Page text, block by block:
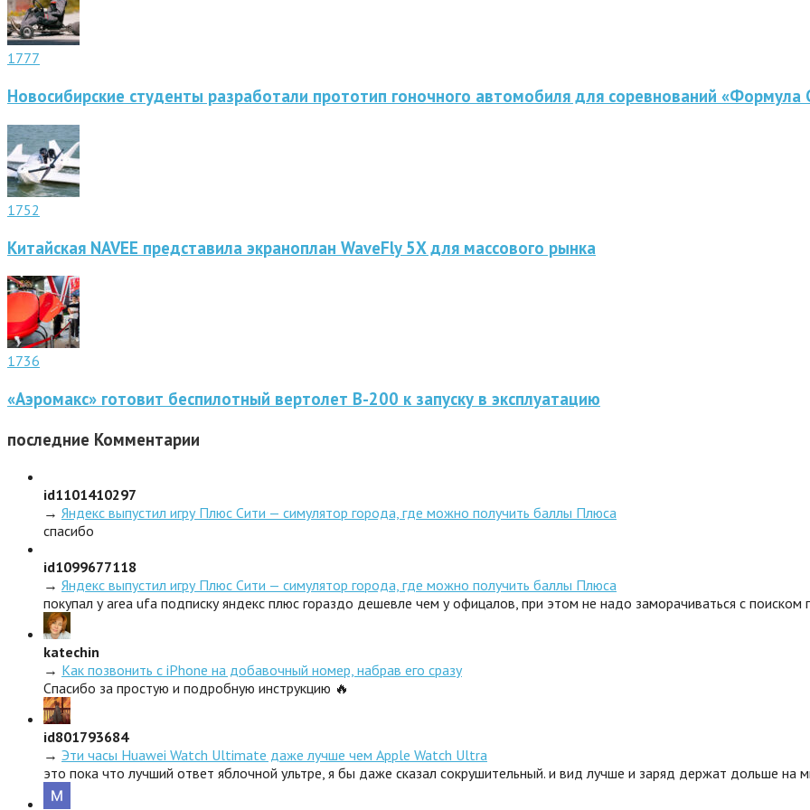
1777
Новосибирские студенты разработали прототип гоночного автомобиля для соревнований «Формула
1752
Китайская NAVEE представила экраноплан WaveFly 5X для массового рынка
1736
«Аэромакс» готовит беспилотный вертолет В-200 к запуску в эксплуатацию
последние Комментарии
id1101410297
→ Яндекс выпустил игру Плюс Сити — симулятор города, где можно получить баллы Плюса
спасибо
id1099677118
→ Яндекс выпустил игру Плюс Сити — симулятор города, где можно получить баллы Плюса
покупал у area ufa подписку яндекс плюс гораздо дешевле чем у офицалов, при этом не надо заморачиваться с поиском
katechin
→ Как позвонить с iPhone на добавочный номер, набрав его сразу
Спасибо за простую и подробную инструкцию 🔥
id801793684
→ Эти часы Huawei Watch Ultimate даже лучше чем Apple Watch Ultra
это пока что лучший ответ яблочной ультре, я бы даже сказал сокрушительный. и вид лучше и заряд держат дольше на